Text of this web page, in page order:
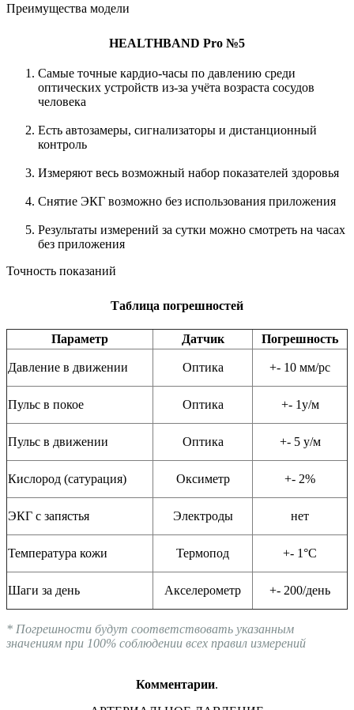
Преимущества модели
HEALTHBAND Pro №5
Самые точные кардио-часы по давлению среди
оптических устройств из-за учёта возраста сосудов
человека
Есть автозамеры, сигнализаторы и дистанционный
контроль
Измеряют весь возможный набор показателей здоровья
Снятие ЭКГ возможно без использования приложения
Результаты измерений за сутки можно смотреть на часах
без приложения
Точность показаний
Таблица погрешностей
Параметр Датчик Погрешность
Давление в движении Оптика +- 10 мм/рс
Пульс в покое Оптика +- 1у/м
Пульс в движении Оптика +- 5 у/м
Кислород (сатурация) Оксиметр +- 2%
ЭКГ с запястья Электроды нет
Температура кожи Термопод +- 1°С
Шаги за день Акселерометр +- 200/день
* Погрешности будут соответствовать указанным
значениям при 100% соблюдении всех правил измерений
Комментарии.